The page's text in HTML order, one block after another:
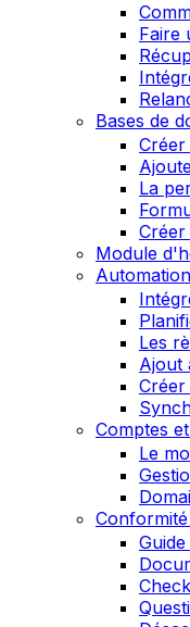
Faire
Bases de
Créer
La
Créer
Module
Automation
Les
Ajout
Comptes
Le